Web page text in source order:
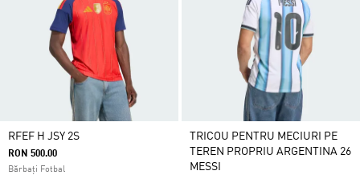
RFEF H JSY 2S
RON 500.00
Bărbați Fotbal
TRICOU PENTRU MECIURI PE
TEREN PROPRIU ARGENTINA 26
MESSI